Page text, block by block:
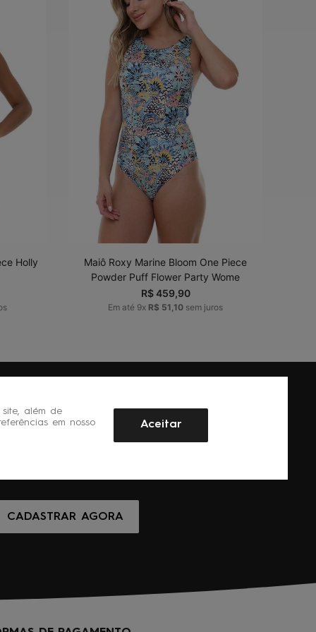
além de
em nosso
Aceitar
Holly
PP P
ADICIONAR AO
CARRINHO
Maiô Roxy Marine Bloom One Piece
Powder Puff Flower Party Wome
R$459,90
Em até 9x R$ 51,10 sem juros
CADASTRAR AGORA